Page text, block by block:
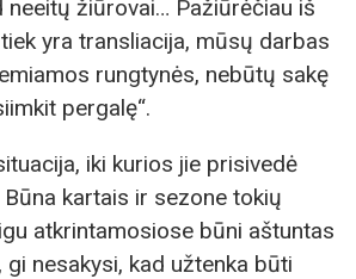
žiūrovai… Pažiūrėčiau iš
yra transliacija, mūsų darbas
rungtynės, nebūtų sakę
pergalę“.
iki kurios jie prisivedė
kartais ir sezone tokių
atkrintamosiose būni aštuntas
gi nesakysi, kad užtenka būti